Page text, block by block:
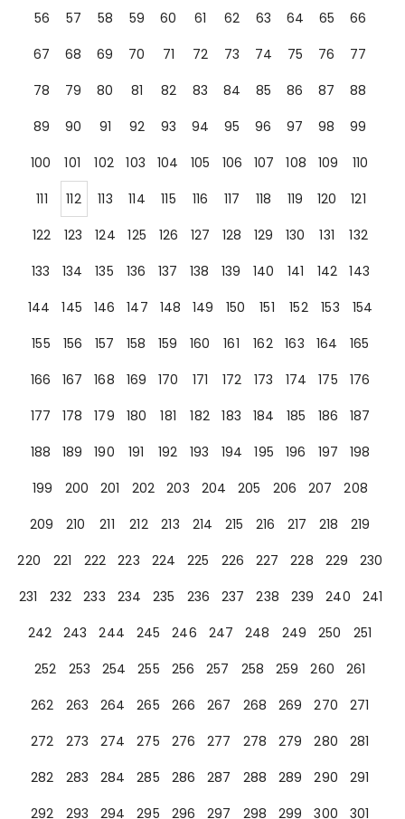
56
57 58 59 60 61 62 63 64 65
66
67
68 69 70 71 72 73 74 75 76
77
78
79 80 81 82 83 84 85 86 87
88
89
90 91 92 93 94 95 96 97 98
99
100
101 102 103 104 105 106 107 108 109
110
111
112 113 114 115 116 117 118 119 120
121
122
123 124 125 126 127 128 129 130 131
132
133
134 135 136 137 138 139 140 141 142
143
144
145 146 147 148 149 150 151 152 153
154
155
156 157 158 159 160 161 162 163 164
165
166
167 168 169 170 171 172 173 174 175
176
177
178 179 180 181 182 183 184 185 186
187
188
189 190 191 192 193 194 195 196 197
198
199
200 201 202 203 204 205 206 207
208
209
210 211 212 213 214 215 216 217 218
219
220
221 222 223 224 225 226 227 228 229
230
231
232 233 234 235 236 237 238 239 240
241
242
243 244 245 246 247 248 249 250
251
252
253 254 255 256 257 258 259 260
261
262
263 264 265 266 267 268 269 270
271
272
273 274 275 276 277 278 279 280
281
282
283 284 285 286 287 288 289 290
291
292
293 294 295 296 297 298 299 300 301